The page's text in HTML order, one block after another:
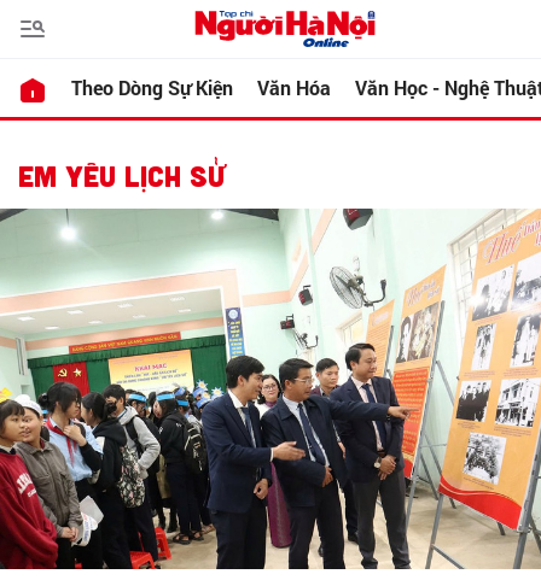
Theo Dòng Sự Kiện Văn Hóa Văn Học - Nghệ
EM YÊU LỊCH SỬ